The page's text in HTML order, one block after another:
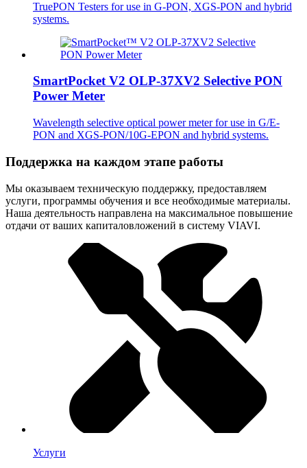
TruePON Testers for use in G-PON, XGS-PON and hybrid
systems.
SmartPocket V2 OLP-37XV2 Selective PON
Power Meter
Wavelength selective optical power meter for use in G/E-
PON and XGS-PON/10G-EPON and hybrid systems.
Поддержка на каждом этапе работы
Мы оказываем техническую поддержку, предоставляем
услуги, программы обучения и все необходимые материалы.
Наша деятельность направлена на максимальное повышение
отдачи от ваших капиталовложений в систему VIAVI.
Услуги